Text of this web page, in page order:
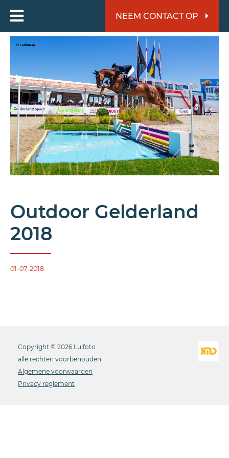
NEEM CONTACT OP
Outdoor Gelderland
2018
01-07-2018
Copyright © 2026 Luifoto
alle rechten voorbehouden
Algemene voorwaarden
Privacy reglement